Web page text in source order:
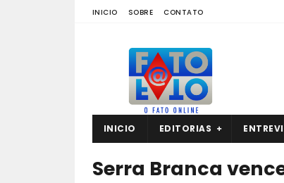
INICIO SOBRE CONTATO
INICIO EDITORIAS
Serra Branca